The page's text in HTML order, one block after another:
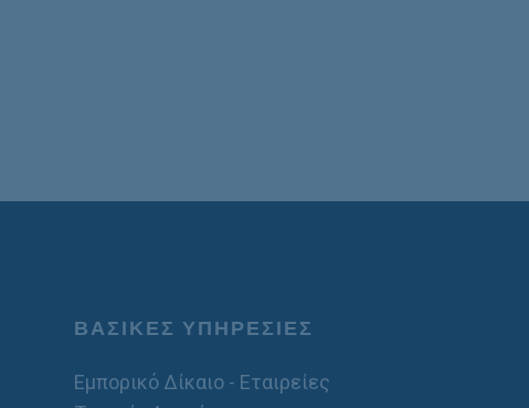
ΒΑΣΙΚΕΣ ΥΠΗΡΕΣΙΕΣ
Εμπορικό Δίκαιο - Εταιρείες